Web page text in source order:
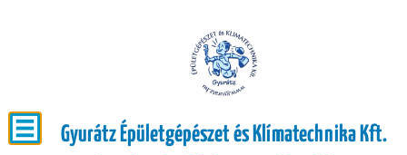
Gyurátz Épületgépészet és Klímatechnika Kft.